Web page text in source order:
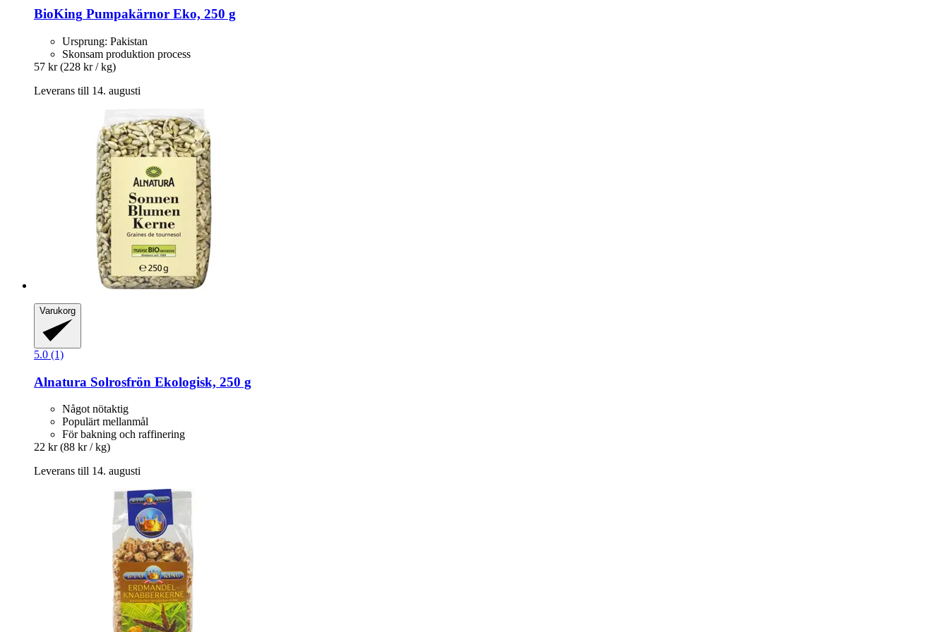
BioKing Pumpakärnor Eko, 250 g
Ursprung: Pakistan
Skonsam produktion process
57 kr (228 kr / kg)
Leverans till 14. augusti
Varukorg
5.0 (1)
Alnatura Solrosfrön Ekologisk, 250 g
Något nötaktig
Populärt mellanmål
För bakning och raffinering
22 kr (88 kr / kg)
Leverans till 14. augusti